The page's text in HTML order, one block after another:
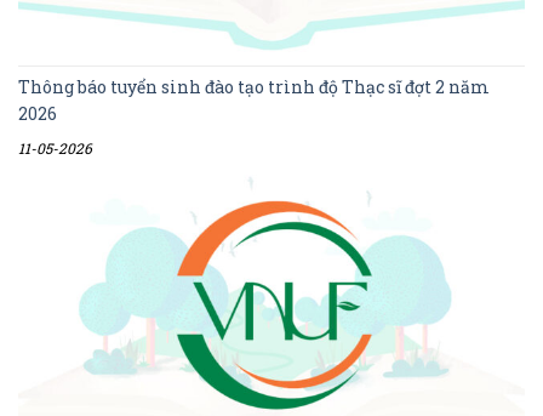
Thông báo tuyển sinh đào tạo trình độ Thạc sĩ đợt 2 năm
2026
11-05-2026